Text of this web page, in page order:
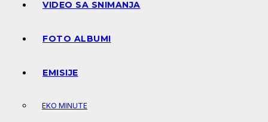
VIDEO SA SNIMANJA
FOTO ALBUMI
EMISIJE
EKO MINUTE